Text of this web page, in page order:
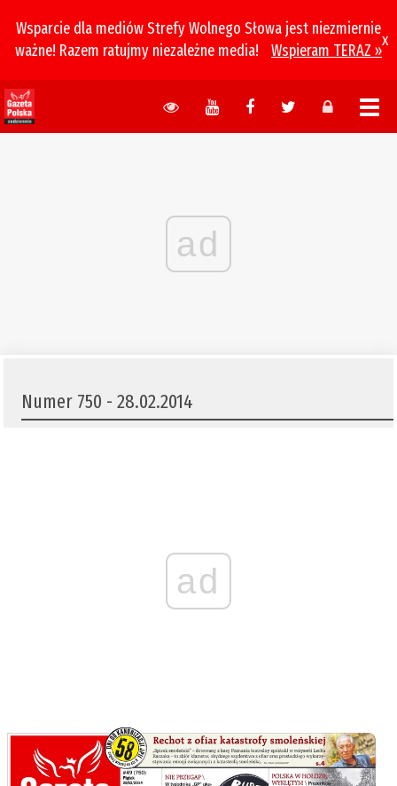
Wsparcie dla mediów Strefy Wolnego Słowa jest niezmiernie
ważne! Razem ratujmy niezależne media!
Wspieram TERAZ »
x
ad
Numer 750 - 28.02.2014
ad